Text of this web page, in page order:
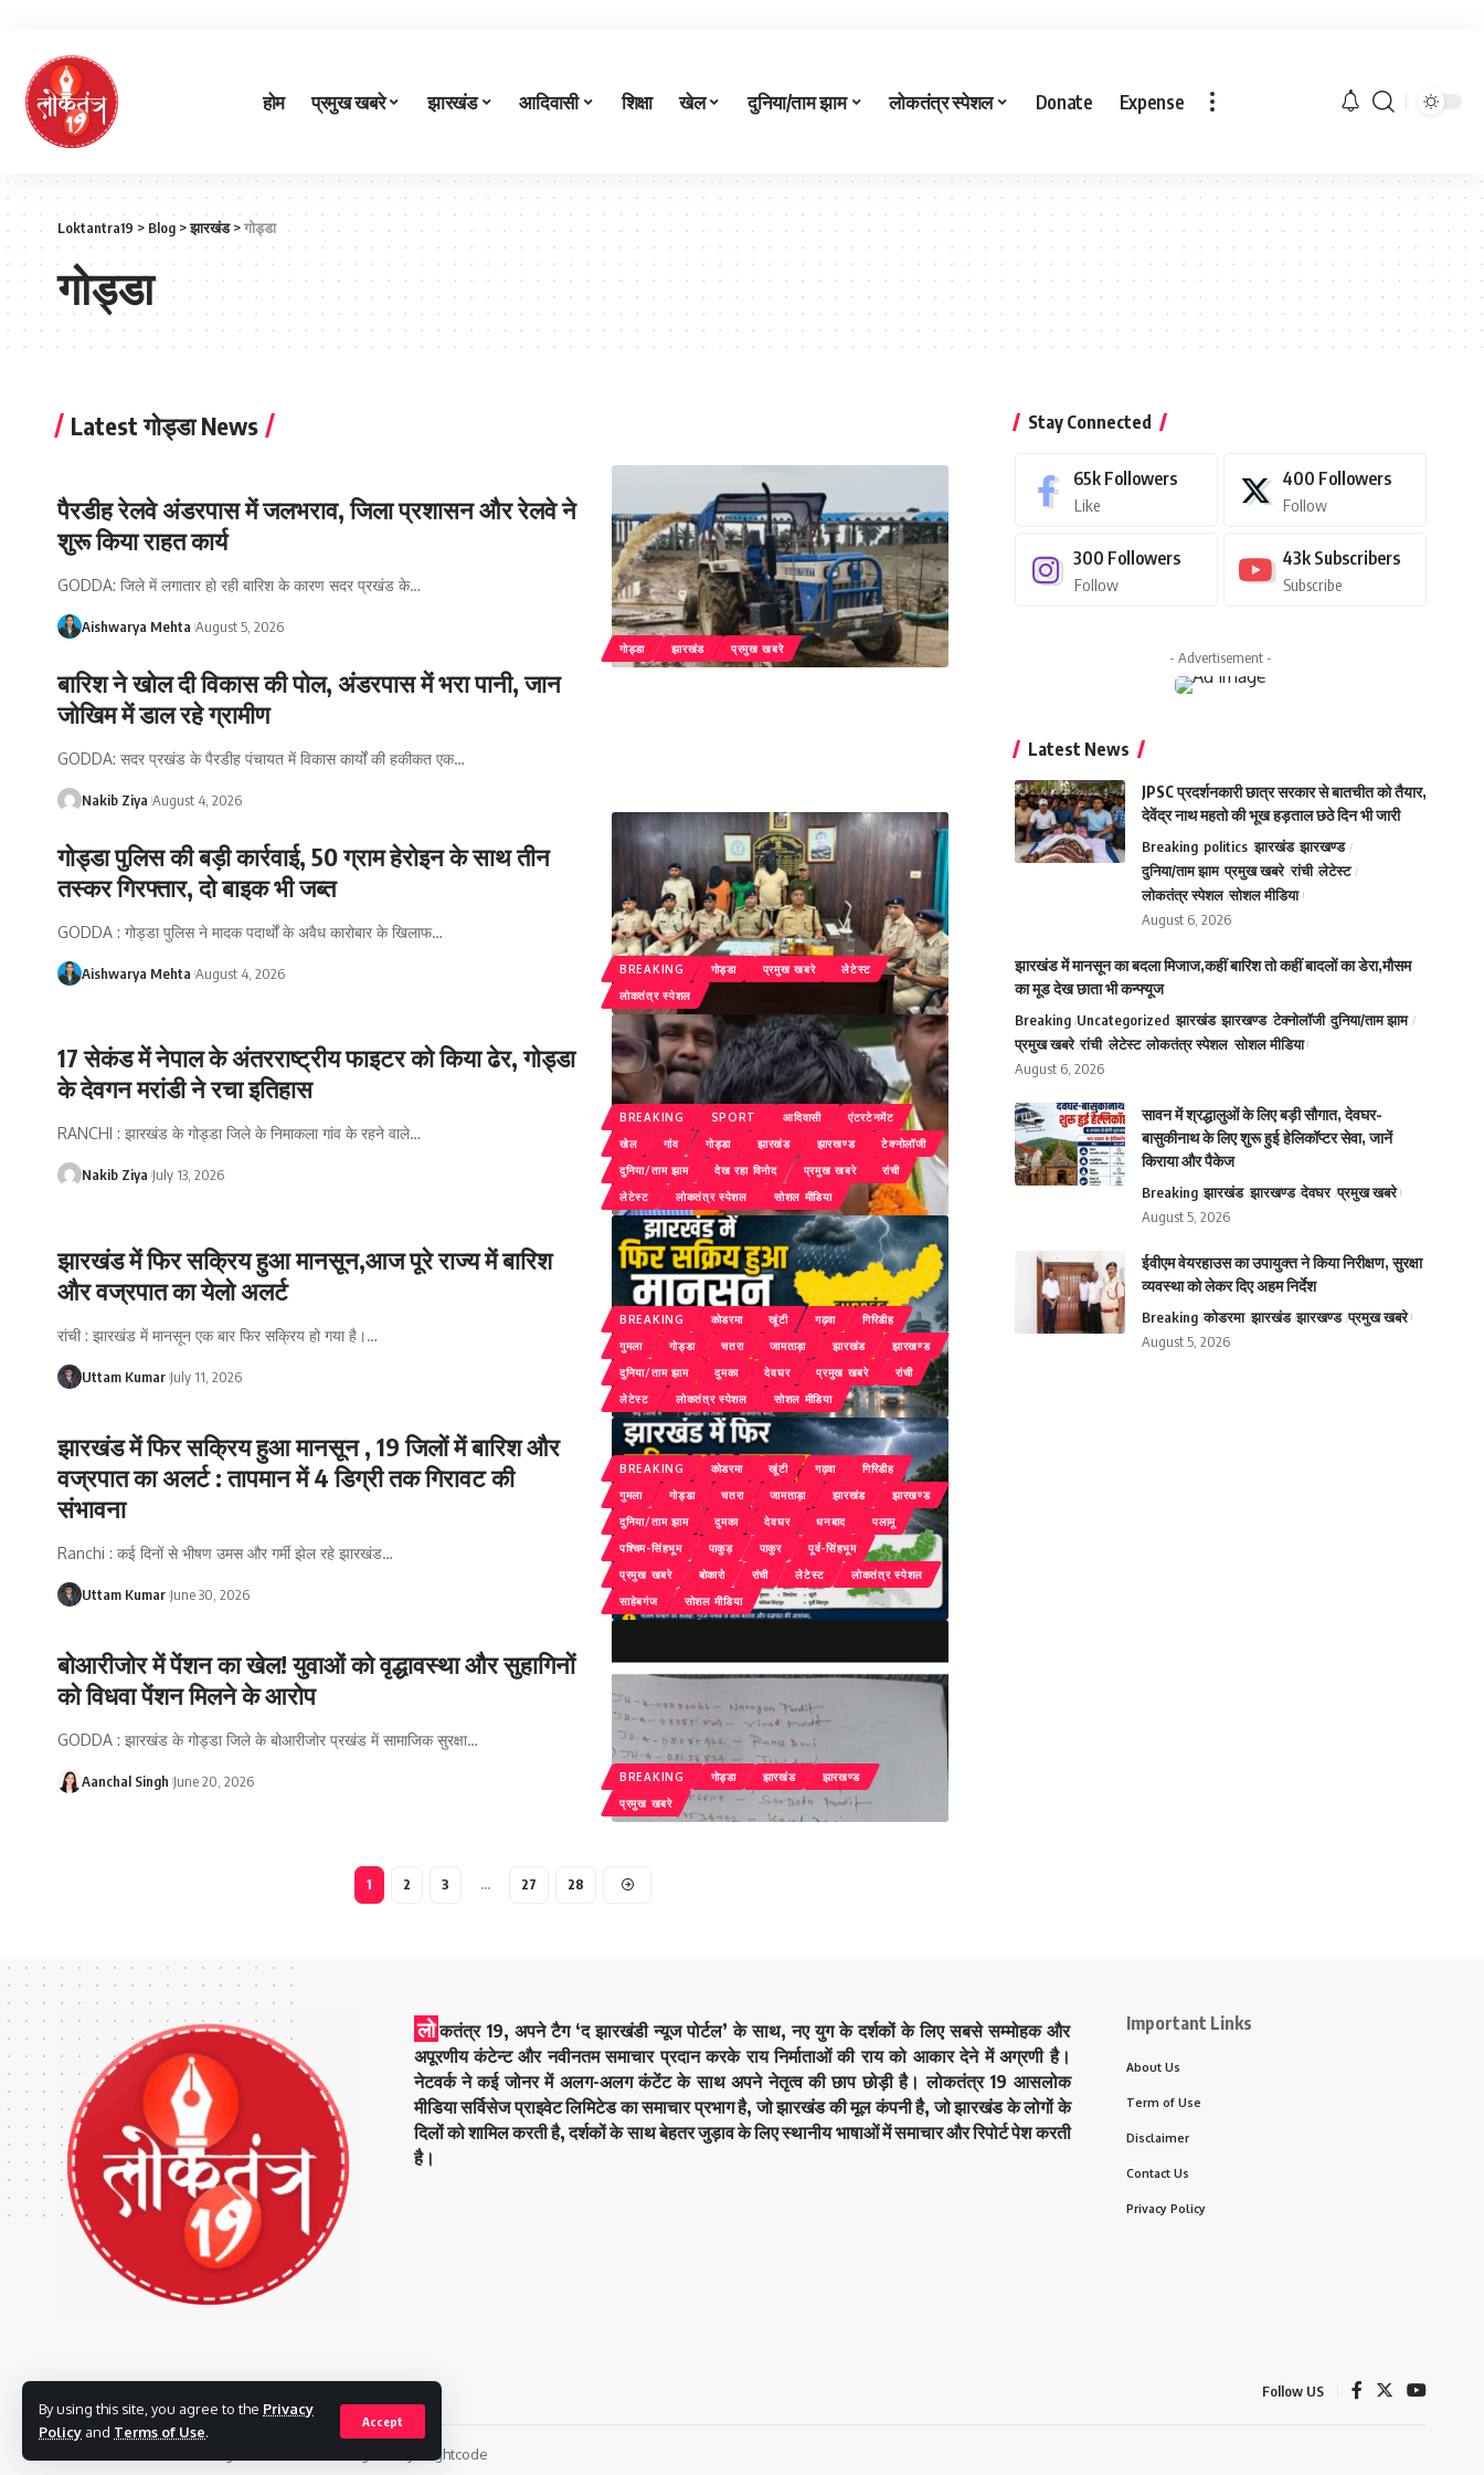
By using this site, you agree to the Privacy
Policy and Terms of Use.
Accept
होम प्रमुख खबरे झारखंड आदिवासी शिक्षा खेल दुनिया/ताम झाम लोकतंत्र स्पेशल Donate Expense
Loktantra19 > Blog >झारखंड>गोड्डा
गोड्डा
Latest गोड्डा News
गोड्डा झारखंड प्रमुख खबरे
पैरडीह रेलवे अंडरपास में जलभराव, जिला प्रशासन और रेलवे ने
शुरू किया राहत कार्य
GODDA: जिले में लगातार हो रही बारिश के कारण सदर प्रखंड के…
Aishwarya Mehta August 5, 2026
बारिश ने खोल दी विकास की पोल, अंडरपास में भरा पानी, जान
जोखिम में डाल रहे ग्रामीण
GODDA: सदर प्रखंड के पैरडीह पंचायत में विकास कार्यों की हकीकत एक…
Nakib Ziya August 4, 2026
BREAKING गोड्डा प्रमुख खबरे
लेटेस्ट
लोकतंत्र स्पेशल
गोड्डा पुलिस की बड़ी कार्रवाई, 50 ग्राम हेरोइन के साथ तीन
तस्कर गिरफ्तार, दो बाइक भी जब्त
GODDA : गोड्डा पुलिस ने मादक पदार्थों के अवैध कारोबार के खिलाफ…
Aishwarya Mehta August 4, 2026
BREAKING SPORT आदिवासी
एंटरटेनमेंट
खेल
गांव गोड्डा झारखंड झारखण्ड
टेक्नोलॉजी
दुनिया/ताम झाम
देख रहा विनोद प्रमुख खबरे
रांची
लेटेस्ट
लोकतंत्र स्पेशल सोशल मीडिया
17 सेकंड में नेपाल के अंतरराष्ट्रीय फाइटर को किया ढेर, गोड्डा
के देवगन मरांडी ने रचा इतिहास
RANCHI : झारखंड के गोड्डा जिले के निमाकला गांव के रहने वाले…
Nakib Ziya July 13, 2026
BREAKING कोडरमा खूंटी गढ़वा
गिरिडीह
गुमला
गोड्डा चतरा जामताड़ा झारखंड
झारखण्ड
दुनिया/ताम झाम
दुमका देवघर प्रमुख खबरे
रांची
लेटेस्ट
लोकतंत्र स्पेशल सोशल मीडिया
झारखंड में फिर सक्रिय हुआ मानसून,आज पूरे राज्य में बारिश
और वज्रपात का येलो अलर्ट
रांची : झारखंड में मानसून एक बार फिर सक्रिय हो गया है। …
Uttam Kumar July 11, 2026
BREAKING कोडरमा खूंटी गढ़वा
गिरिडीह
गुमला
गोड्डा चतरा जामताड़ा झारखंड
झारखण्ड
दुनिया/ताम झाम
दुमका देवघर धनबाद
पलामू
पश्चिम-सिंहभूम
पाकुड़ पाकुर
पूर्व-सिंहभूम
प्रमुख खबरे
बोकारो रांची लेटेस्ट
लोकतंत्र स्पेशल
साहेबगंज
सोशल मीडिया
झारखंड में फिर सक्रिय हुआ मानसून , 19 जिलों में बारिश और
वज्रपात का अलर्ट : तापमान में 4 डिग्री तक गिरावट की
संभावना
Ranchi : कई दिनों से भीषण उमस और गर्मी झेल रहे झारखंड…
Uttam Kumar June 30, 2026
BREAKING गोड्डा झारखंड
झारखण्ड
प्रमुख खबरे
बोआरीजोर में पेंशन का खेल! युवाओं को वृद्धावस्था और सुहागिनों
को विधवा पेंशन मिलने के आरोप
GODDA : झारखंड के गोड्डा जिले के बोआरीजोर प्रखंड में सामाजिक सुरक्षा…
Aanchal Singh June 20, 2026
1 2 3 … 27 28
Stay Connected
65k Followers
Like
400 Followers
Follow
300 Followers
Follow
43k Subscribers
Subscribe
- Advertisement -
Latest News
JPSC प्रदर्शनकारी छात्र सरकार से बातचीत को तैयार,
देवेंद्र नाथ महतो की भूख हड़ताल छठे दिन भी जारी
Breaking politics झारखंड झारखण्ड
दुनिया/ताम झाम प्रमुख खबरे रांची लेटेस्ट
लोकतंत्र स्पेशल सोशल मीडिया
August 6, 2026
झारखंड में मानसून का बदला मिजाज,कहीं बारिश तो कहीं बादलों का डेरा,मौसम
का मूड देख छाता भी कन्फ्यूज
Breaking Uncategorized झारखंड झारखण्ड टेक्नोलॉजी दुनिया/ताम झाम
प्रमुख खबरे रांची लेटेस्ट लोकतंत्र स्पेशल सोशल मीडिया
August 6, 2026
सावन में श्रद्धालुओं के लिए बड़ी सौगात, देवघर-
बासुकीनाथ के लिए शुरू हुई हेलिकॉप्टर सेवा, जानें
किराया और पैकेज
Breaking झारखंड झारखण्ड देवघर प्रमुख खबरे
August 5, 2026
ईवीएम वेयरहाउस का उपायुक्त ने किया निरीक्षण, सुरक्षा
व्यवस्था को लेकर दिए अहम निर्देश
Breaking कोडरमा झारखंड झारखण्ड प्रमुख खबरे
August 5, 2026
लो कतंत्र 19, अपने टैग ‘द झारखंडी न्यूज पोर्टल’ के साथ, नए युग के दर्शकों के लिए सबसे सम्मोहक और
अपूरणीय कंटेन्ट और नवीनतम समाचार प्रदान करके राय निर्माताओं की राय को आकार देने में अग्रणी है।
नेटवर्क ने कई जोनर में अलग-अलग कंटेंट के साथ अपने नेतृत्व की छाप छोड़ी है। लोकतंत्र 19 आसलोक
मीडिया सर्विसेज प्राइवेट लिमिटेड का समाचार प्रभाग है, जो झारखंड की मूल कंपनी है, जो झारखंड के लोगों के
दिलों को शामिल करती है, दर्शकों के साथ बेहतर जुड़ाव के लिए स्थानीय भाषाओं में समाचार और रिपोर्ट पेश करती
है।
Important Links
About Us
Term of Use
Disclaimer
Contact Us
Privacy Policy
Follow US
Brightcode